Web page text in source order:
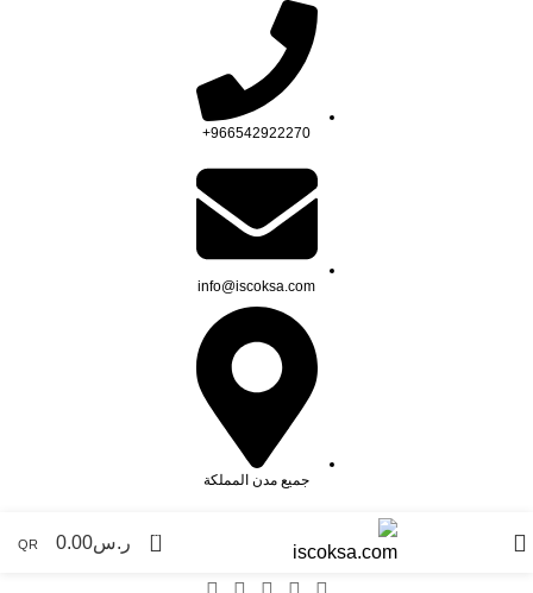
966542922270+
info@iscoksa.com
جميع مدن المملكة
0 ر.س0.00
QR